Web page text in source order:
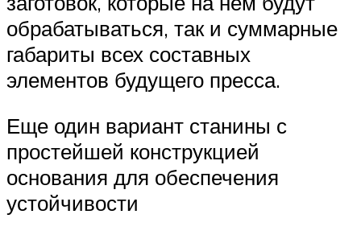
обрабатываться, так и суммарные
габариты всех составных
элементов будущего пресса.
Еще один вариант станины с
простейшей конструкцией
основания для обеспечения
устойчивости